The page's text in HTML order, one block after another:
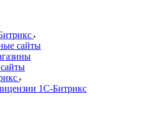
сайты
1С-Битрикс